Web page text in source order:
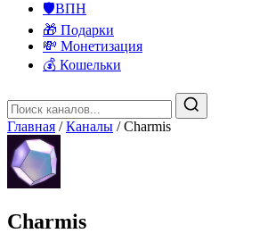
🛡️ВПН
🎁 Подарки
💸 Монетизация
💰 Кошельки
Главная / Каналы / Charmis
Charmis